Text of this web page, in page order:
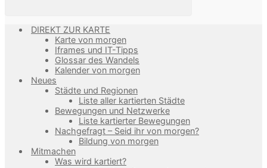
DIREKT ZUR KARTE
Karte von morgen
Iframes und IT-Tipps
Glossar des Wandels
Kalender von morgen
Neues
Städte und Regionen
Liste aller kartierten Städte
Bewegungen und Netzwerke
Liste kartierter Bewegungen
Nachgefragt – Seid ihr von morgen?
Bildung von morgen
Mitmachen
Was wird kartiert?